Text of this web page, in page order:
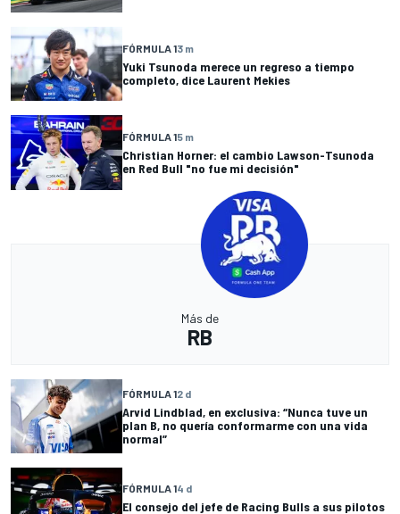
FÓRMULA 13 m
Yuki Tsunoda merece un regreso a tiempo
completo, dice Laurent Mekies
FÓRMULA 15 m
Christian Horner: el cambio Lawson-Tsunoda
en Red Bull "no fue mi decisión"
Más de
RB
FÓRMULA 12 d
Arvid Lindblad, en exclusiva: “Nunca tuve un
plan B, no quería conformarme con una vida
normal”
FÓRMULA 14 d
El consejo del jefe de Racing Bulls a sus pilotos